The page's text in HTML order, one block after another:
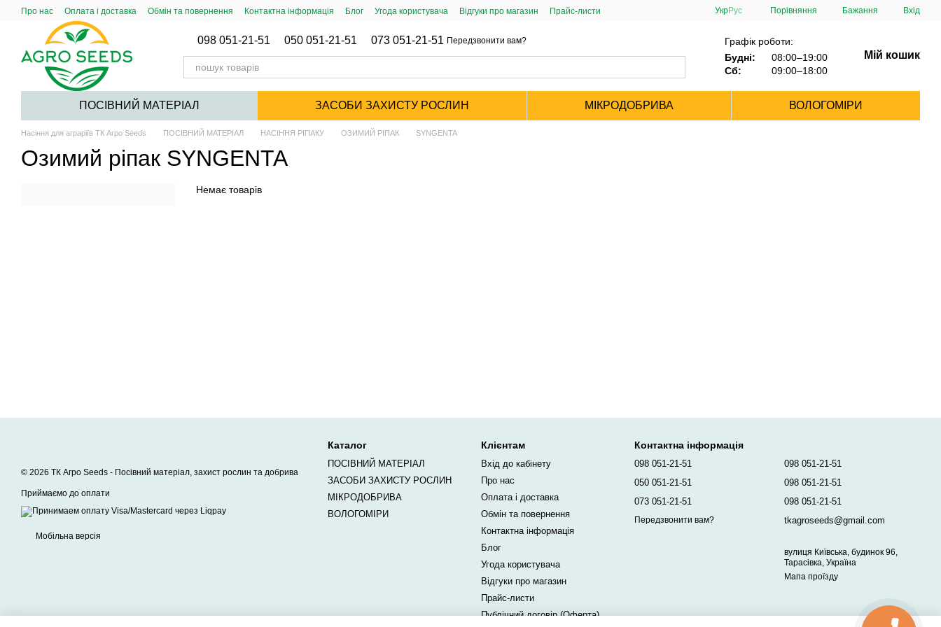
Перейти до основного контенту
Про нас Оплата і доставка Обмін та повернення Контактна інформація Блог Угода користувача Відгуки про магазин
Прайс-листи
Публічний договір (Оферта)
УкрРус Порівняння Бажання Вхід
098 051-21-51 050 051-21-51 073 051-21-51 Передзвонити вам?
Графік роботи:
Будні:
08:00–19:00
Сб:
09:00–18:00
Мій кошик
ПОСІВНИЙ МАТЕРІАЛ ЗАСОБИ ЗАХИСТУ РОСЛИН МІКРОДОБРИВА ВОЛОГОМІРИ
Насіння для аграріїв ТК Агро Seeds ПОСІВНИЙ МАТЕРІАЛ НАСІННЯ РІПАКУ ОЗИМИЙ РІПАК SYNGENTA
Озимий ріпак SYNGENTA
Немає товарів
© 2026 ТК Агро Seeds - Посівний матеріал, захист рослин та добрива
Приймаємо до оплати
Мобільна версія
Каталог
ПОСІВНИЙ МАТЕРІАЛ
ЗАСОБИ ЗАХИСТУ РОСЛИН
МІКРОДОБРИВА
ВОЛОГОМІРИ
Клієнтам
Вхід до кабінету
Про нас
Оплата і доставка
Обмін та повернення
Контактна інформація
Блог
Угода користувача
Відгуки про магазин
Прайс-листи
Публічний договір (Оферта)
Контактна інформація
098 051-21-51
050 051-21-51
073 051-21-51
Передзвонити вам?
098 051-21-51
098 051-21-51
098 051-21-51
tkagroseeds@gmail.com
вулиця Київська, будинок 96,
Тарасівка, Україна
Мапа проїзду